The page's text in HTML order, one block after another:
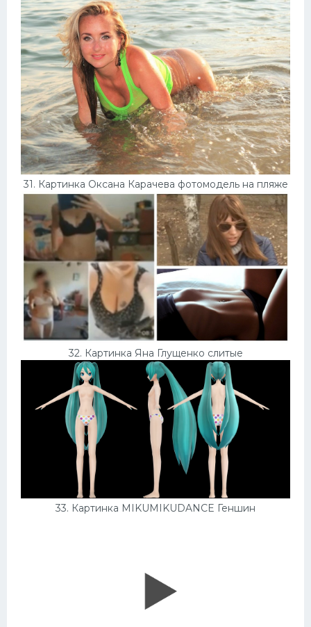
31. Картинка Оксана Карачева фотомодель на пляже
32. Картинка Яна Глущенко слитые
33. Картинка MIKUMIKUDANCE Геншин